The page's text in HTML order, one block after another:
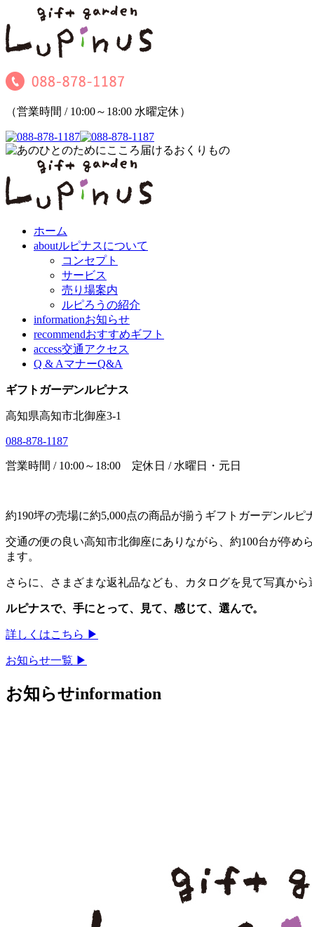
（営業時間 / 10:00～18:00 水曜定休）
ホーム
aboutルピナスについて
コンセプト
サービス
売り場案内
ルピろうの紹介
informationお知らせ
recommendおすすめギフト
access交通アクセス
Q & AマナーQ&A
ギフトガーデンルピナス
高知県高知市北御座3-1
088-878-1187
営業時間 / 10:00～18:00 定休日 / 水曜日・元日
約190坪の売場に約5,000点の商品が揃うギフトガーデンル
交通の便の良い高知市北御座にありながら、約100台が停
ます。
さらに、さまざまな返礼品なども、カタログを見て写真か
ルピナスで、手にとって、見て、感じて、選んで。
詳しくはこちら ▶
お知らせ一覧 ▶
お知らせinformation